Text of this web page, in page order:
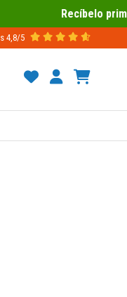
primero 📦 Paga
4,8/5